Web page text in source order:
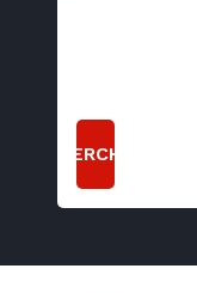
RECHERCHER